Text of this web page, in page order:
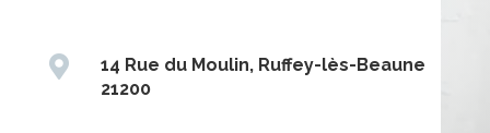

14 Rue du Moulin, Ruffey-lès-Beaune
21200